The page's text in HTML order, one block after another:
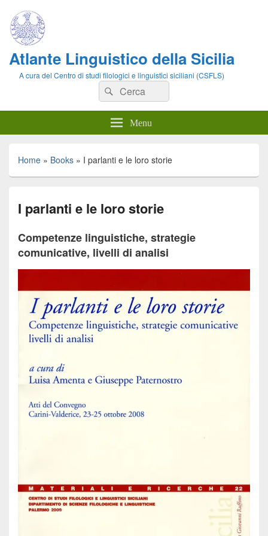
Atlante Linguistico della Sicilia
A cura del Centro di studi filologici e linguistici siciliani (CSFLS)
Cerca:Cerca
Menu
Home » Books » I parlanti e le loro storie
I parlanti e le loro storie
Competenze linguistiche, strategie
comunicative, livelli di analisi